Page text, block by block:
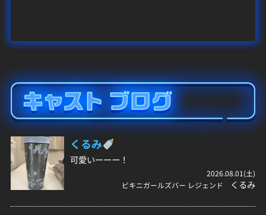
くるみ
可愛いーーー！
2026.08.01(土)
ビキニガールズバー レジェンド
くるみ